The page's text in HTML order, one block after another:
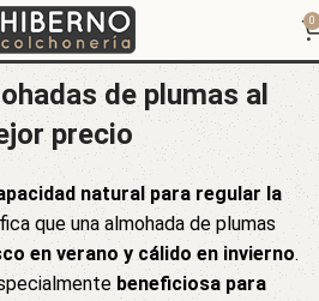
0
Plumas
de plumas al
precio
natural para regular la
que una almohada de plumas
en verano y cálido en invierno.
beneficiosa para